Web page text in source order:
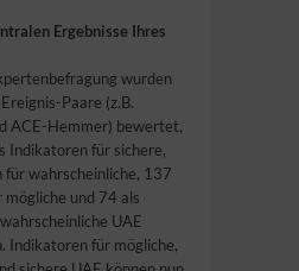
Ergebnisse Ihres
wurden
Paare (z.B.
ACE-Hemmer) bewertet,
Indikatoren für sichere,
wahrscheinliche, 137
und 74 als
UAE
Indikatoren für mögliche,